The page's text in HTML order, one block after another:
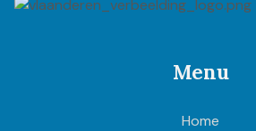
Menu
Home